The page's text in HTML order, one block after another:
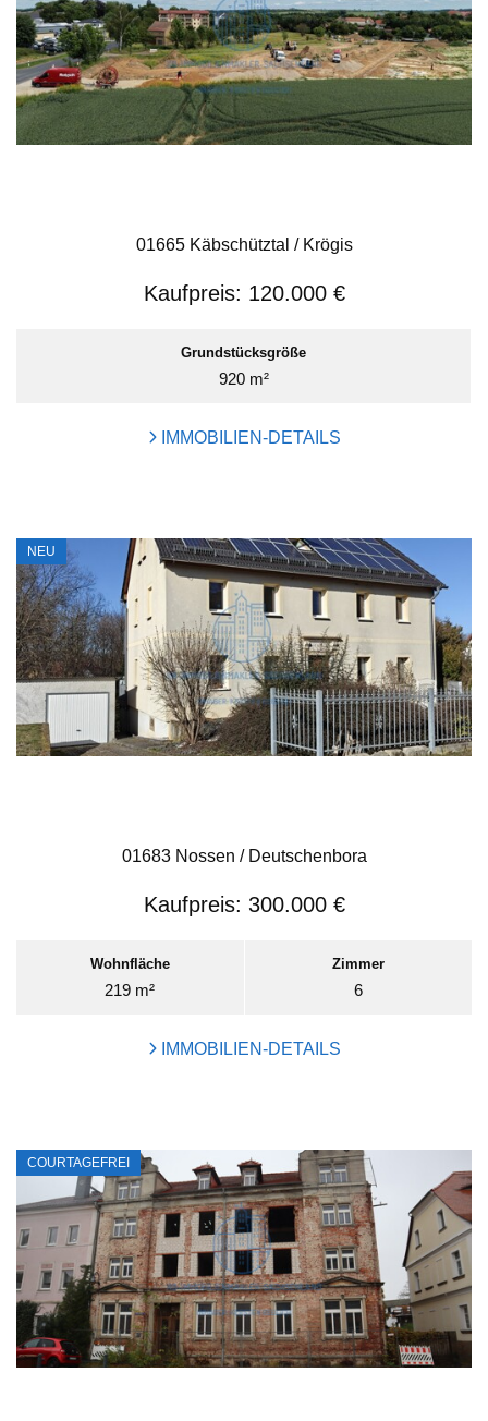
01665 Käbschütztal / Krögis
Kaufpreis: 120.000 €
Grundstücksgröße
920 m²
IMMOBILIEN-DETAILS
NEU
01683 Nossen / Deutschenbora
Kaufpreis: 300.000 €
Wohnfläche
219 m²
Zimmer
6
IMMOBILIEN-DETAILS
COURTAGEFREI